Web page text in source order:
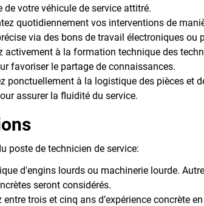
de votre véhicule de service attitré.
quotidiennement vos interventions de
via des bons de travail électroniques ou
activement à la formation technique des
favoriser le partage de connaissances.
ponctuellement à la logistique des pièces et
assurer la fluidité du service.
poste de technicien de service:
d'engins lourds ou machinerie lourde.
seront considérés.
entre trois et cinq ans d’expérience concrète